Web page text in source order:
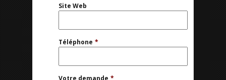
Site Web
Téléphone *
Votre demande *